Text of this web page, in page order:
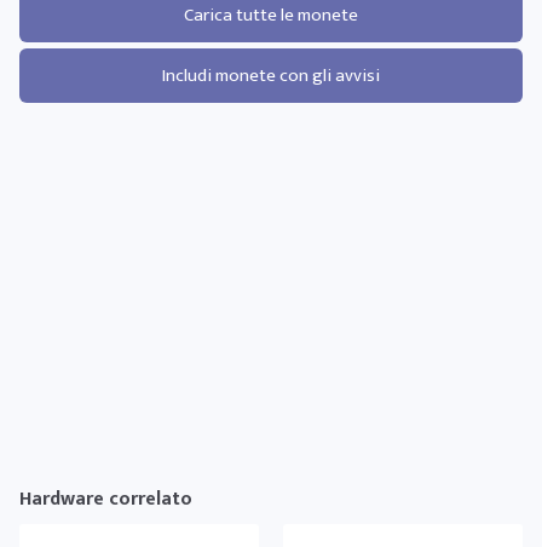
Carica tutte le monete
Includi monete con gli avvisi
Hardware correlato